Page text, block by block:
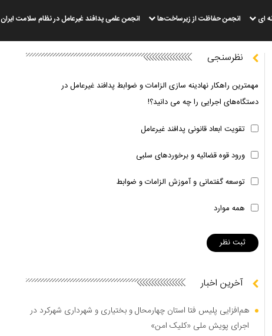
ای انجمن حفاظت از زیرساخت‌ها انجمن علمی پدافند غیرعامل در نظام سلامت ایران
نظرسنجی
مهمترین راهکار نهادینه سازی الزامات و ضوابط پدافند غیرعامل در
دستگاه‌های اجرایی را چه می دانید؟!
تقویت ابعاد قانونی پدافند غیرعامل
ورود قوه قضائیه و برخوردهای سلبی
توسعه گفتمانی و آموزش الزامات و ضوابط
همه موارد
آخرین اخبار
هم‌افزایی پلیس فتا استان چهارمحال و بختیاری و شهرداری شهرکرد در
اجرای پویش ملی «کلیک امن»